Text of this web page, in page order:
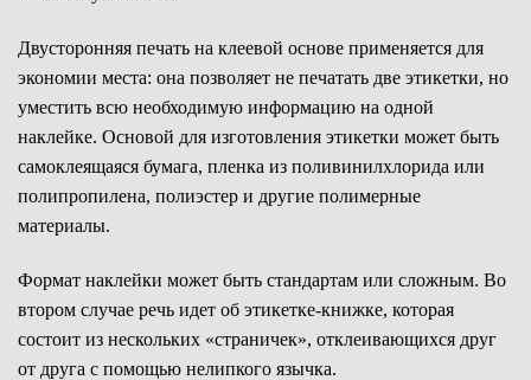
Двусторонняя печать на клеевой основе применяется для
экономии места: она позволяет не печатать две этикетки, но
уместить всю необходимую информацию на одной
наклейке. Основой для изготовления этикетки может быть
самоклеящаяся бумага, пленка из поливинилхлорида или
полипропилена, полиэстер и другие полимерные
материалы.
Формат наклейки может быть стандартам или сложным. Во
втором случае речь идет об этикетке-книжке, которая
состоит из нескольких «страничек», отклеивающихся друг
от друга с помощью нелипкого язычка.